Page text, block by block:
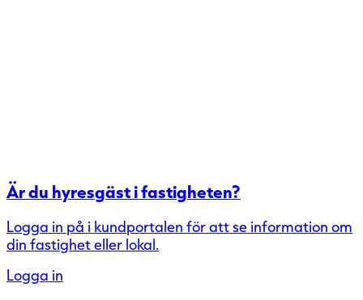
Är du hyresgäst i fastigheten?
Logga in på i kundportalen för att se information om
din fastighet eller lokal.
Logga in